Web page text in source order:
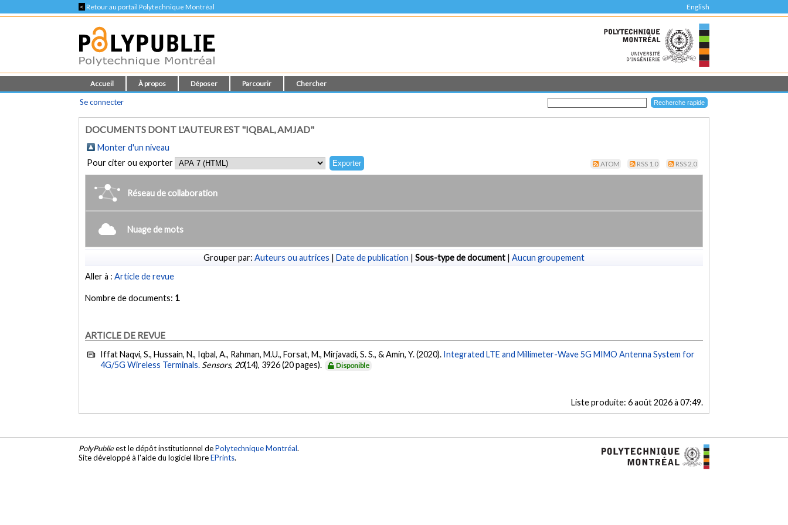
< Retour au portail Polytechnique Montréal English
Accueil À propos Déposer Parcourir Chercher
Se connecter
DOCUMENTS DONT L'AUTEUR EST "IQBAL, AMJAD"
Monter d'un niveau
Pour citer ou exporter
ATOM RSS 1.0 RSS 2.0
Réseau de collaboration
Nuage de mots
Grouper par: Auteurs ou autrices | Date de publication | Sous-type de document | Aucun groupement
Aller à :Article de revue
Nombre de documents: 1
ARTICLE DE REVUE
Iffat Naqvi, S., Hussain, N., Iqbal, A., Rahman, M.U., Forsat, M., Mirjavadi, S. S., & Amin, Y. (2020). Integrated LTE and Millimeter-Wave 5G MIMO Antenna System for
4G/5G Wireless Terminals. Sensors, 20(14), 3926 (20 pages). Disponible
Liste produite: 6 août 2026 à 07:49.
PolyPublieest le dépôt institutionnel dePolytechnique Montréal.
Site développé à l'aide du logiciel libreEPrints.